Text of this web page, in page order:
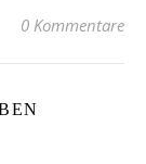
0 Kommentare